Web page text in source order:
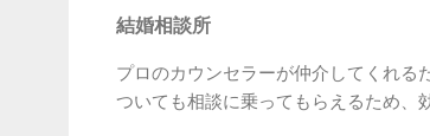
結婚相談所
プロのカウンセラーが仲介してくれる
ついても相談に乗ってもらえるため、